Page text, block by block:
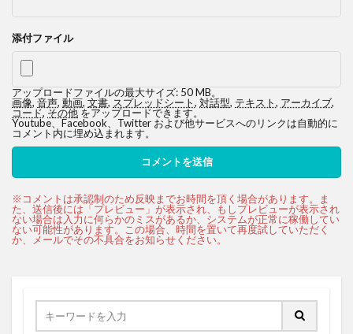
添付ファイル
アップロードファイルの最大サイズ: 50 MB。
画像, 音声, 動画, 文書, スプレッドシート, 対話型, テキスト, アーカイブ,
コード,その他をアップロードできます。
Youtube、Facebook、Twitter および他サービスへのリンクは自動的に
コメント内に埋め込まれます。